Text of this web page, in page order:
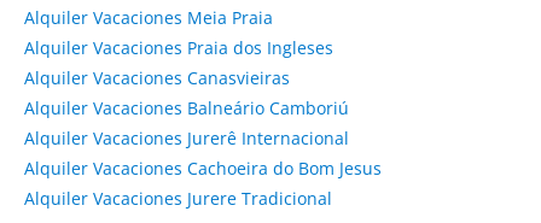
Alquiler Vacaciones Meia Praia
Alquiler Vacaciones Praia dos Ingleses
Alquiler Vacaciones Canasvieiras
Alquiler Vacaciones Balneário Camboriú
Alquiler Vacaciones Jurerê Internacional
Alquiler Vacaciones Cachoeira do Bom Jesus
Alquiler Vacaciones Jurere Tradicional